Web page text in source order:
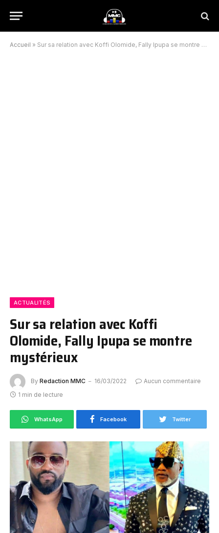
Accueil » Sur sa relation avec Koffi Olomide, Fally Ipupa se montre mystérieux
ACTUALITÉS
Sur sa relation avec Koffi
Olomide, Fally Ipupa se montre
mystérieux
By Redaction MMC 16/03/2022
Aucun commentaire
1 min de lecture
WhatsApp Facebook Twitter